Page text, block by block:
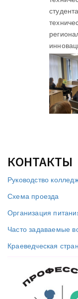
КОНТАКТЫ
Руководство
Схема проезда
Организация
Часто задаваемые
Краеведческая